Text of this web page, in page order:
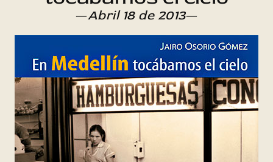
—Abril 18 de 2013—